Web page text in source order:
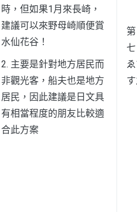
時，但如果1月來長崎，
建議可以來野母崎順便賞
水仙花谷！
2. 主要是針對地方居民而
非觀光客，船夫也是地方
居民，因此建議是日文具
有相當程度的朋友比較適
合此方案
第